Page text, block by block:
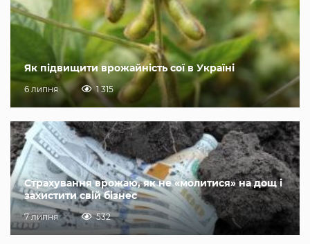
Як підвищити врожайність сої в Україні
6 липня 1 315
Страхування врожаю, як не «молитися» на дощ і
захистити свій бізнес
7 липня 532